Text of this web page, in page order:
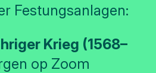
Festungsanlagen:
Krieg (1568–
op Zoom